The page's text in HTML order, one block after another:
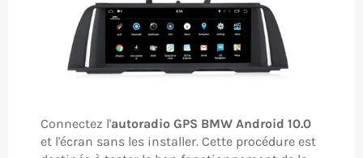
Connectez l'autoradio GPS BMW Android 10.0
et l'écran sans les installer. Cette procédure est